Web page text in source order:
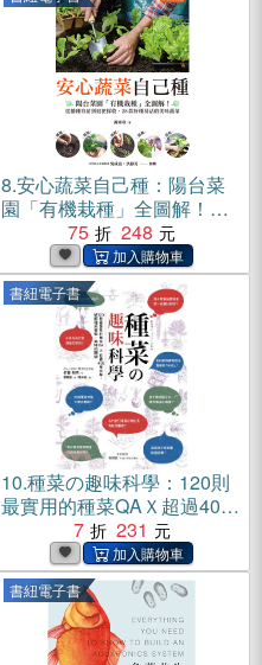
8.安心蔬菜自己種：陽台菜
園「有機栽種」全圖解！從
播種育苗到追肥採收，28款
好種易活的美味蔬菜(電子書)
75 248
書紐電子書
10.種菜の趣味科學：120則
最實用的種菜QAＸ超過400
張圖解，破解種菜豐收、美
味的關鍵(電子書)
7 231
書紐電子書